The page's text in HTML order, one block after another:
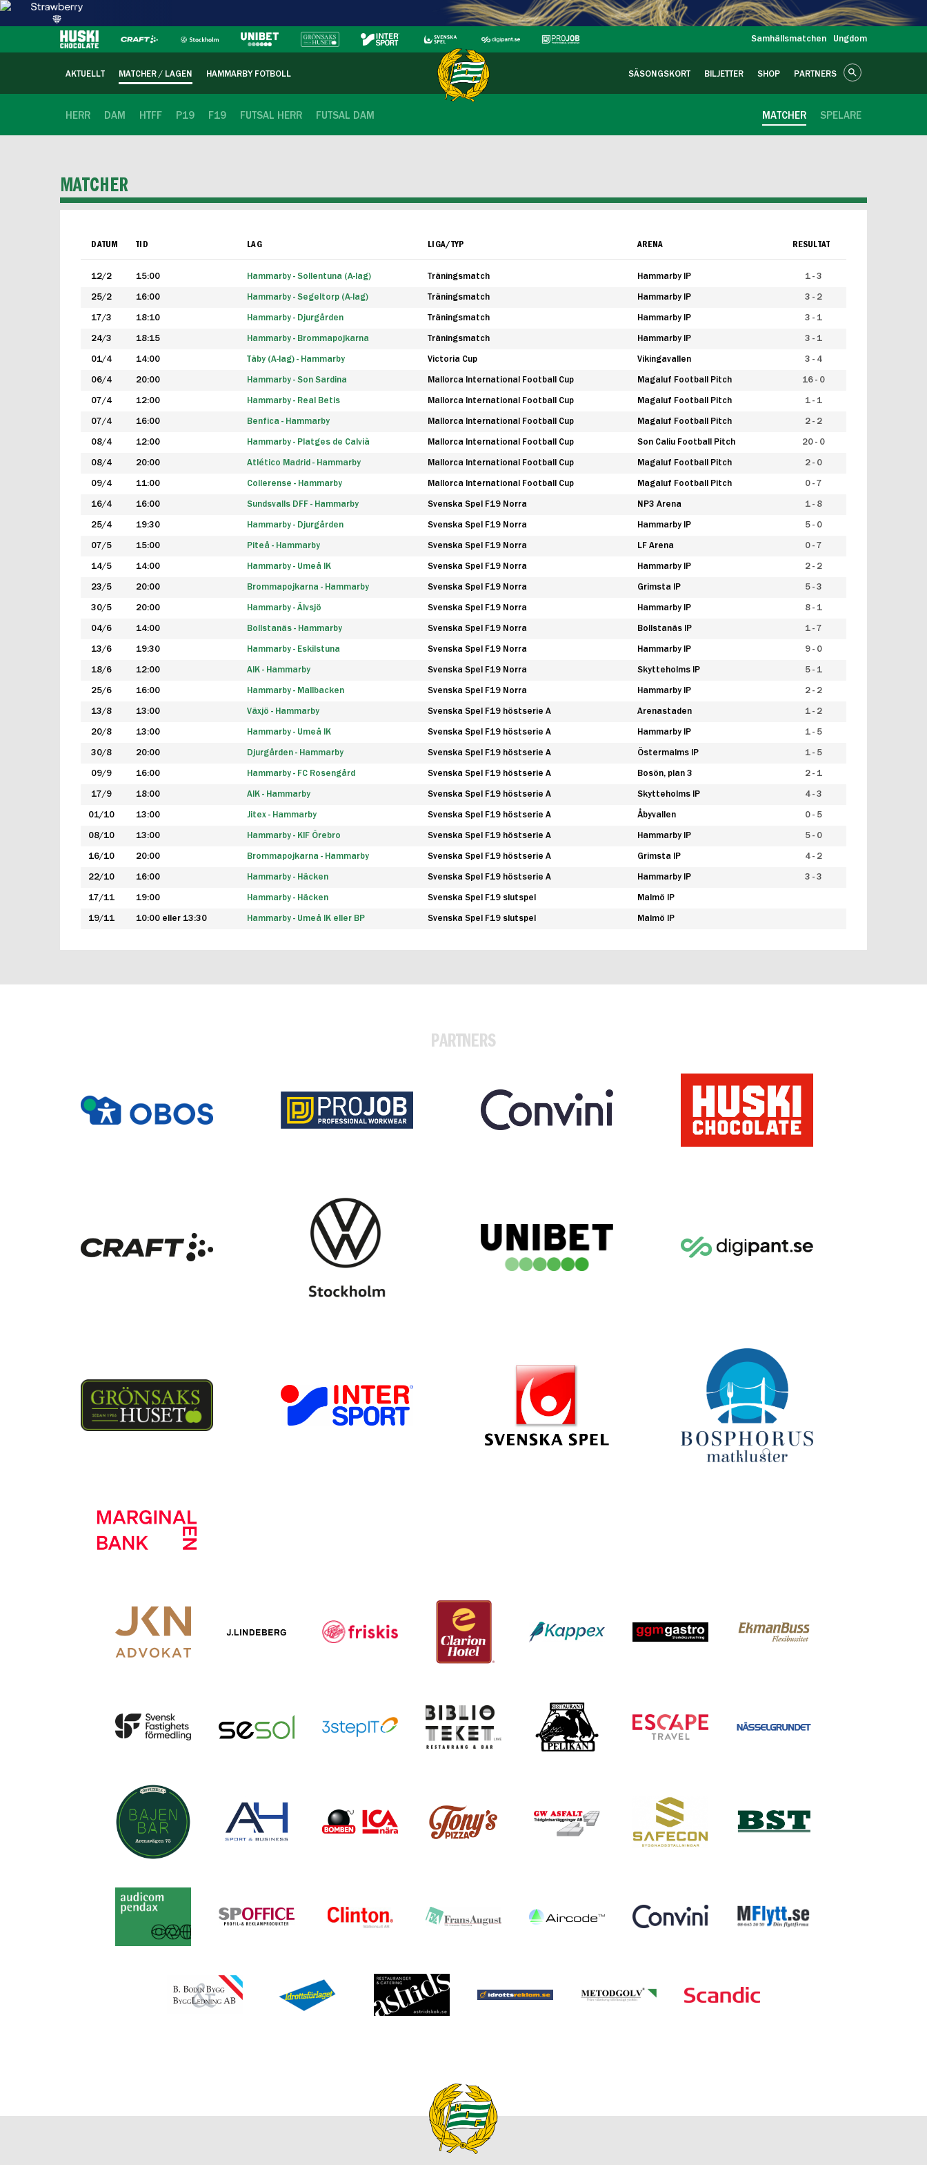
Samhällsmatchen Ungdom
AKTUELLT MATCHER / LAGEN HAMMARBY FOTBOLL SÄSONGSKORT BILJETTER SHOP PARTNERS
HERR DAM HTFF P19 F19 FUTSAL HERR FUTSAL DAM SPELARE
MATCHER
MATCHER
DATUM TID LAG LIGA/TYP ARENA RESULTAT
12/2 15:00 Hammarby - Sollentuna (A-lag) Träningsmatch Hammarby IP 1 - 3
25/2 16:00 Hammarby - Segeltorp (A-lag) Träningsmatch Hammarby IP 3 - 2
17/3 18:10 Hammarby - Djurgården Träningsmatch Hammarby IP 3 - 1
24/3 18:15 Hammarby - Brommapojkarna Träningsmatch Hammarby IP 3 - 1
01/4 14:00 Täby (A-lag) - Hammarby Victoria Cup Vikingavallen 3 - 4
06/4 20:00 Hammarby - Son Sardina Mallorca International Football Cup Magaluf Football Pitch 16 - 0
07/4 12:00 Hammarby - Real Betis Mallorca International Football Cup Magaluf Football Pitch 1 - 1
07/4 16:00 Benfica - Hammarby Mallorca International Football Cup Magaluf Football Pitch 2 - 2
08/4 12:00 Hammarby - Platges de Calvià Mallorca International Football Cup Son Caliu Football Pitch 20 - 0
08/4 20:00 Atlético Madrid - Hammarby Mallorca International Football Cup Magaluf Football Pitch 2 - 0
09/4 11:00 Collerense - Hammarby Mallorca International Football Cup Magaluf Football Pitch 0 - 7
16/4 16:00 Sundsvalls DFF - Hammarby Svenska Spel F19 Norra NP3 Arena 1 - 8
25/4 19:30 Hammarby - Djurgården Svenska Spel F19 Norra Hammarby IP 5 - 0
07/5 15:00 Piteå - Hammarby Svenska Spel F19 Norra LF Arena 0 - 7
14/5 14:00 Hammarby - Umeå IK Svenska Spel F19 Norra Hammarby IP 2 - 2
23/5 20:00 Brommapojkarna - Hammarby Svenska Spel F19 Norra Grimsta IP 5 - 3
30/5 20:00 Hammarby - Älvsjö Svenska Spel F19 Norra Hammarby IP 8 - 1
04/6 14:00 Bollstanäs - Hammarby Svenska Spel F19 Norra Bollstanäs IP 1 - 7
13/6 19:30 Hammarby - Eskilstuna Svenska Spel F19 Norra Hammarby IP 9 - 0
18/6 12:00 AIK - Hammarby Svenska Spel F19 Norra Skytteholms IP 5 - 1
25/6 16:00 Hammarby - Mallbacken Svenska Spel F19 Norra Hammarby IP 2 - 2
13/8 13:00 Växjö - Hammarby Svenska Spel F19 höstserie A Arenastaden 1 - 2
20/8 13:00 Hammarby - Umeå IK Svenska Spel F19 höstserie A Hammarby IP 1 - 5
30/8 20:00 Djurgården - Hammarby Svenska Spel F19 höstserie A Östermalms IP 1 - 5
09/9 16:00 Hammarby - FC Rosengård Svenska Spel F19 höstserie A Bosön, plan 3 2 - 1
17/9 18:00 AIK - Hammarby Svenska Spel F19 höstserie A Skytteholms IP 4 - 3
01/10 13:00 Jitex - Hammarby Svenska Spel F19 höstserie A Åbyvallen 0 - 5
08/10 13:00 Hammarby - KIF Örebro Svenska Spel F19 höstserie A Hammarby IP 5 - 0
16/10 20:00 Brommapojkarna - Hammarby Svenska Spel F19 höstserie A Grimsta IP 4 - 2
22/10 16:00 Hammarby - Häcken Svenska Spel F19 höstserie A Hammarby IP 3 - 3
17/11 19:00 Hammarby - Häcken Svenska Spel F19 slutspel Malmö IP
19/11 10:00 eller 13:30 Hammarby - Umeå IK eller BP Svenska Spel F19 slutspel Malmö IP
PARTNERS